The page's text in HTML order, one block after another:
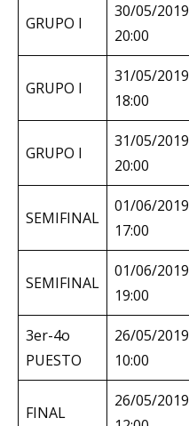
GRUPO I
30/05/2019
20:00
GRUPO I
31/05/2019
18:00
GRUPO I
31/05/2019
20:00
SEMIFINAL
01/06/2019
17:00
SEMIFINAL
01/06/2019
19:00
3er-4o
PUESTO
26/05/2019
10:00
FINAL
26/05/2019